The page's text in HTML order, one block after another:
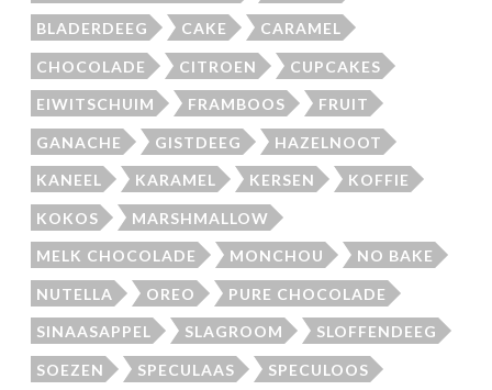
BLADERDEEG CAKE CARAMEL
CHOCOLADE CITROEN CUPCAKES
EIWITSCHUIM FRAMBOOS FRUIT
GANACHE GISTDEEG HAZELNOOT
KANEEL KARAMEL KERSEN KOFFIE
KOKOS MARSHMALLOW
MELK CHOCOLADE MONCHOU NO BAKE
NUTELLA OREO PURE CHOCOLADE
SINAASAPPEL SLAGROOM SLOFFENDEEG
SOEZEN SPECULAAS SPECULOOS